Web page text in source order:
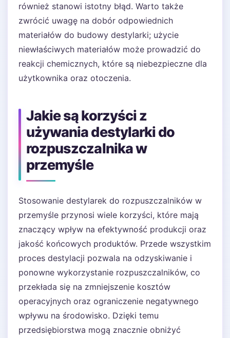
również stanowi istotny błąd. Warto także
zwrócić uwagę na dobór odpowiednich
materiałów do budowy destylarki; użycie
niewłaściwych materiałów może prowadzić do
reakcji chemicznych, które są niebezpieczne dla
użytkownika oraz otoczenia.
Jakie są korzyści z
używania destylarki do
rozpuszczalnika w
przemyśle
Stosowanie destylarek do rozpuszczalników w
przemyśle przynosi wiele korzyści, które mają
znaczący wpływ na efektywność produkcji oraz
jakość końcowych produktów. Przede wszystkim
proces destylacji pozwala na odzyskiwanie i
ponowne wykorzystanie rozpuszczalników, co
przekłada się na zmniejszenie kosztów
operacyjnych oraz ograniczenie negatywnego
wpływu na środowisko. Dzięki temu
przedsiębiorstwa mogą znacznie obniżyć